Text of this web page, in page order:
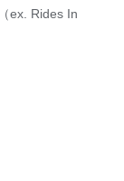
ex. Rides In